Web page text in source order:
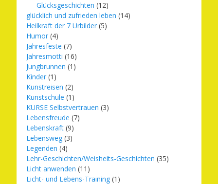
Glücksgeschichten (12)
glücklich und zufrieden leben (14)
Heilkraft der 7 Urbilder (5)
Humor (4)
Jahresfeste (7)
Jahresmotti (16)
Jungbrunnen (1)
Kinder (1)
Kunstreisen (2)
Kunstschule (1)
KURSE Selbstvertrauen (3)
Lebensfreude (7)
Lebenskraft (9)
Lebensweg (3)
Legenden (4)
Lehr-Geschichten/Weisheits-Geschichten (35)
Licht anwenden (11)
Licht- und Lebens-Training (1)